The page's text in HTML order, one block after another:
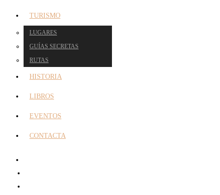
TURISMO
LUGARES
GUÍAS SECRETAS
RUTAS
HISTORIA
LIBROS
EVENTOS
CONTACTA